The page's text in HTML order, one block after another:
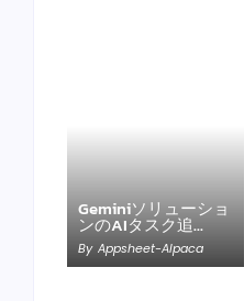
Geminiソリューショ
ンのAIタスク追…
By Appsheet-Alpaca